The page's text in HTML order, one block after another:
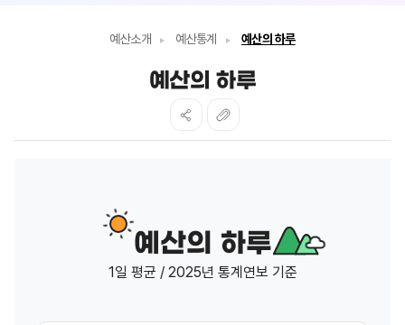
예산소개 예산통계 예산의 하루
예산의 하루
예산의 하루
1일 평균 / 2025년 통계연보 기준